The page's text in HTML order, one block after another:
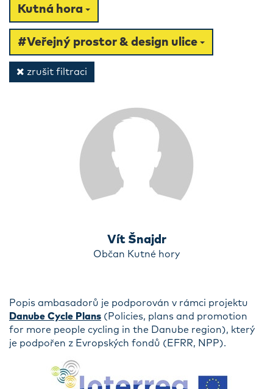
Kutná hora
#Veřejný prostor & design ulice
zrušit filtraci
Vít Šnajdr
Občan Kutné hory
Popis ambasadorů je podporován v rámci projektu
Danube Cycle Plans (Policies, plans and promotion
for more people cycling in the Danube region), který
je podpořen z Evropských fondů (EFRR, NPP).